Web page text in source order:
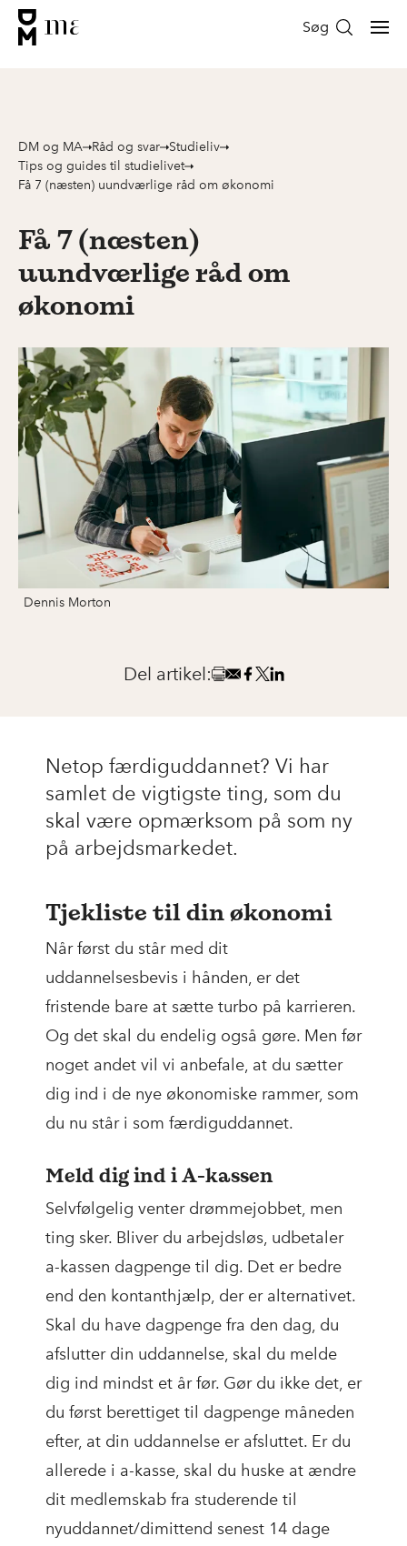
Søg
DM og MA Råd og svar
Studieliv
Tips og guides til studielivet
Få 7 (næsten) uundværlige råd om økonomi
Få 7 (næsten)
uundværlige råd om
økonomi
Dennis Morton
Del artikel:
Netop færdiguddannet? Vi har
samlet de vigtigste ting, som du
skal være opmærksom på som ny
på arbejdsmarkedet.
Tjekliste til din økonomi
Når først du står med dit
uddannelsesbevis i hånden, er det
fristende bare at sætte turbo på karrieren.
Og det skal du endelig også gøre. Men før
noget andet vil vi anbefale, at du sætter
dig ind i de nye økonomiske rammer, som
du nu står i som færdiguddannet.
Meld dig ind i A-kassen
Selvfølgelig venter drømmejobbet, men
ting sker. Bliver du arbejdsløs, udbetaler
a-kassen dagpenge til dig. Det er bedre
end den kontanthjælp, der er alternativet.
Skal du have dagpenge fra den dag, du
afslutter din uddannelse, skal du melde
dig ind mindst et år før. Gør du ikke det, er
du først berettiget til dagpenge måneden
efter, at din uddannelse er afsluttet. Er du
allerede i a-kasse, skal du huske at ændre
dit medlemskab fra studerende til
nyuddannet/dimittend senest 14 dage